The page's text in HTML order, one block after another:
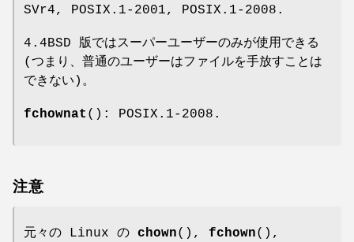
SVr4, POSIX.1-2001, POSIX.1-2008.
4.4BSD 版ではスーパーユーザーのみが使用できる
(つまり、普通のユーザーはファイルを手放すことは
できない)。
fchownat (): POSIX.1-2008.
注意
元々の Linux の chown(), fchown(),